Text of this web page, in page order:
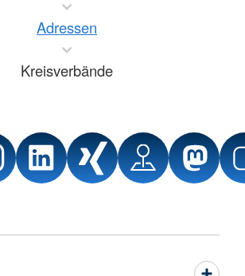
Adressen
Kreisverbände